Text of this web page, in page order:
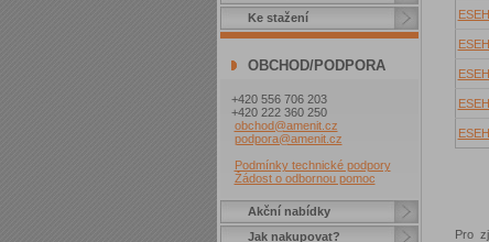
Ke stažení
OBCHOD/PODPORA
+420 556 706 203
+420 222 360 250
obchod@amenit.cz
podpora@amenit.cz
Podmínky technické podpory
Žádost o odbornou pomoc
Akční nabídky
Jak nakupovat?
Pro